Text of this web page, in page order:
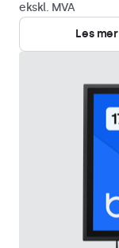
ekskl. MVA
Les mer